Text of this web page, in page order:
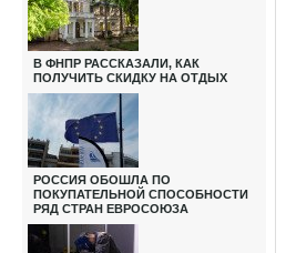
В ФНПР РАССКАЗАЛИ, КАК
ПОЛУЧИТЬ СКИДКУ НА ОТДЫХ
РОССИЯ ОБОШЛА ПО
ПОКУПАТЕЛЬНОЙ СПОСОБНОСТИ
РЯД СТРАН ЕВРОСОЮЗА